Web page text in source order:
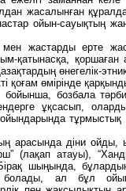
жасалынған
ойын-сауықтың
жастарды ерте
қатынасқа,
өнегелік-
қоғам өмірінде
бойынша, бозбала
ұқсасып,
тұрмыстық
арасында діни
(лақап атауы),
шыңында,
болады, ал бұл